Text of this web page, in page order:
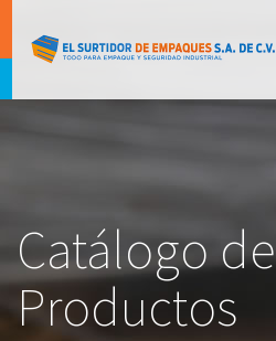
Catálogo de
Productos